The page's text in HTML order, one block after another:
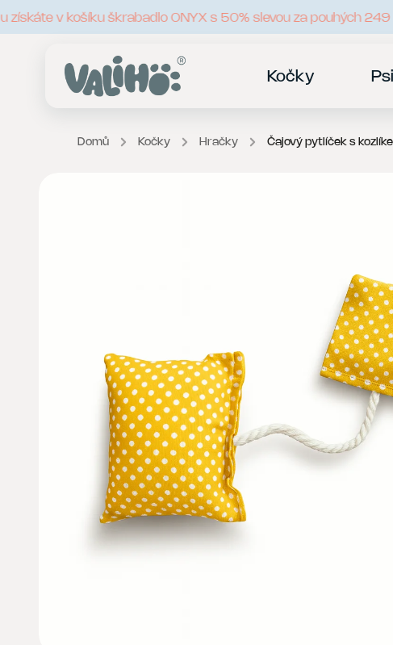
v košíku škrabadlo ONYX s 50% slevou za pouhých 249
Kočky Psi
Domů / Kočky / Hračky / Čajový pytlíček s